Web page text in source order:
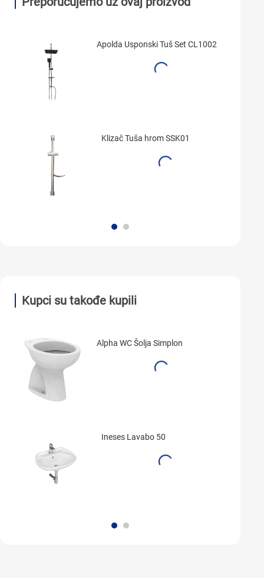
Apolda Usponski Tuš Set CL1002
Klizač Tuša hrom SSK01
Kupci su takođe kupili
Alpha WC Šolja Simplon
Ineses Lavabo 50